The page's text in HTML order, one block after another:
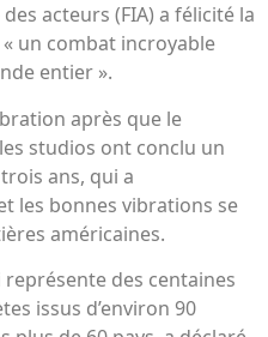
acteurs (FIA) a félicité la
« un combat incroyable
entier ».
après que le
studios ont conclu un
ans, qui a
les bonnes vibrations se
américaines.
représente des centaines
issus d’environ 90